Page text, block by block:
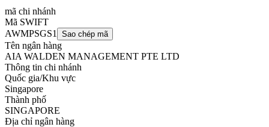
mã chi nhánh
Mã SWIFT
AWMPSGS1
Sao chép mã
Tên ngân hàng
AIA WALDEN MANAGEMENT PTE LTD
Thông tin chi nhánh
Quốc gia/Khu vực
Singapore
Thành phố
SINGAPORE
Địa chỉ ngân hàng